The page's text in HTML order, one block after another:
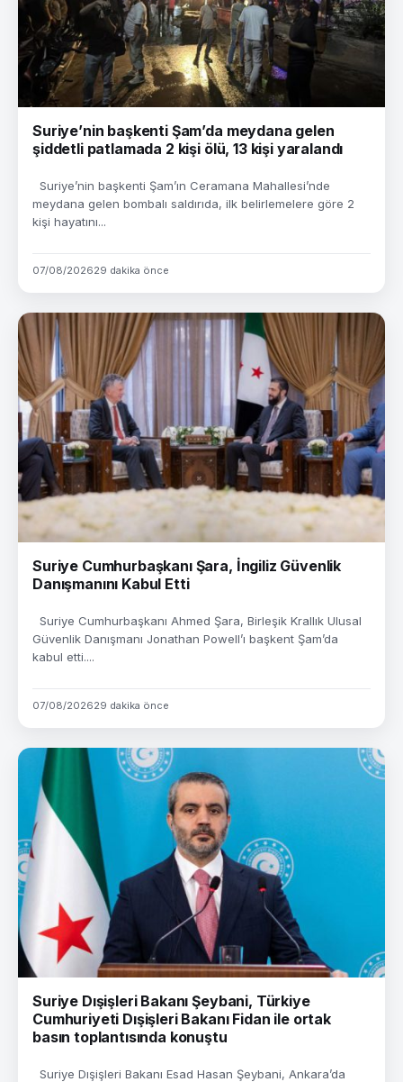
Suriye’nin başkenti Şam’da meydana gelen
şiddetli patlamada 2 kişi ölü, 13 kişi yaralandı
Suriye’nin başkenti Şam’ın Ceramana Mahallesi’nde
meydana gelen bombalı saldırıda, ilk belirlemelere göre 2
kişi hayatını...
07/08/202629 dakika önce
Suriye Cumhurbaşkanı Şara, İngiliz Güvenlik
Danışmanını Kabul Etti
Suriye Cumhurbaşkanı Ahmed Şara, Birleşik Krallık Ulusal
Güvenlik Danışmanı Jonathan Powell’ı başkent Şam’da
kabul etti....
07/08/202629 dakika önce
Suriye Dışişleri Bakanı Şeybani, Türkiye
Cumhuriyeti Dışişleri Bakanı Fidan ile ortak
basın toplantısında konuştu
Suriye Dışişleri Bakanı Esad Hasan Şeybani, Ankara’da